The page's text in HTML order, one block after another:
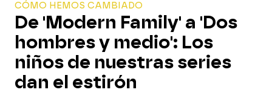
CÓMO HEMOS CAMBIADO
De 'Modern Family' a 'Dos
hombres y medio': Los
niños de nuestras series
dan el estirón